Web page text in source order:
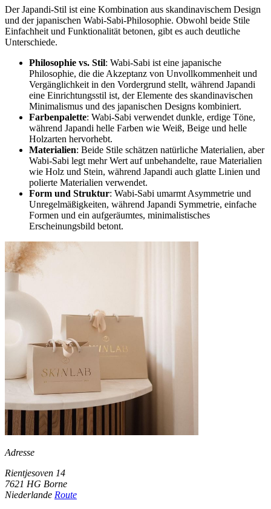
Der Japandi-Stil ist eine Kombination aus skandinavischem Design
und der japanischen Wabi-Sabi-Philosophie. Obwohl beide Stile
Einfachheit und Funktionalität betonen, gibt es auch deutliche
Unterschiede.
Philosophie vs. Stil: Wabi-Sabi ist eine japanische
Philosophie, die die Akzeptanz von Unvollkommenheit und
Vergänglichkeit in den Vordergrund stellt, während Japandi
eine Einrichtungsstil ist, der Elemente des skandinavischen
Minimalismus und des japanischen Designs kombiniert.
Farbenpalette: Wabi-Sabi verwendet dunkle, erdige Töne,
während Japandi helle Farben wie Weiß, Beige und helle
Holzarten hervorhebt.
Materialien: Beide Stile schätzen natürliche Materialien, aber
Wabi-Sabi legt mehr Wert auf unbehandelte, raue Materialien
wie Holz und Stein, während Japandi auch glatte Linien und
polierte Materialien verwendet.
Form und Struktur: Wabi-Sabi umarmt Asymmetrie und
Unregelmäßigkeiten, während Japandi Symmetrie, einfache
Formen und ein aufgeräumtes, minimalistisches
Erscheinungsbild betont.
Adresse
Rientjesoven 14
7621 HG Borne
Niederlande Route